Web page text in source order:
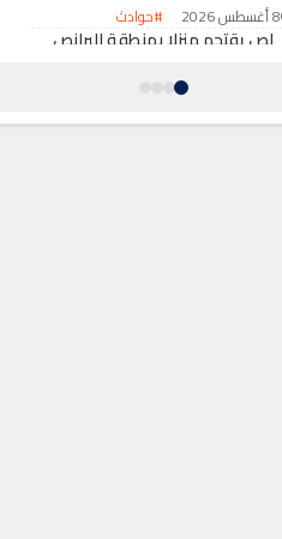
8 أغسطس 2026 #حوادث
لص يقتحم منزلا بمنطقة البرانص
8 أغسطس 2026 #حوادث